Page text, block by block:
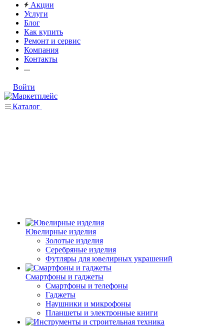
Акции
Услуги
Блог
Как купить
Ремонт и сервис
Компания
Контакты
...
Войти
Каталог
Ювелирные изделия
Золотые изделия
Серебряные изделия
Футляры для ювелирных украшений
Смартфоны и гаджеты
Смартфоны и телефоны
Гаджеты
Наушники и микрофоны
Планшеты и электронные книги